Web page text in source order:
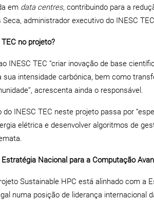
em data centres, contribuindo para a
Seca, administrador executivo do INESC
no projeto?
INESC TEC “criar inovação de base
sua intensidade carbónica, bem como
acrescenta ainda o responsável.
INESC TEC neste projeto passa por
elétrica e desenvolver algoritmos de
Nacional para a Computação
Sustainable HPC está alinhado com a
numa posição de liderança internacional